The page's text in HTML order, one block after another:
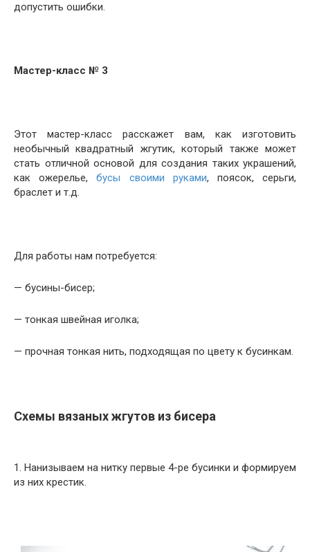
допустить ошибки.
Мастер-класс № 3
Этот мастер-класс расскажет вам, как изготовить
необычный квадратный жгутик, который также может
стать отличной основой для создания таких украшений,
как ожерелье,бусы своими руками, поясок, серьги,
браслет и т.д.
Для работы нам потребуется:
— бусины-бисер;
— тонкая швейная иголка;
— прочная тонкая нить, подходящая по цвету к бусинкам.
Схемы вязаных жгутов из бисера
1. Нанизываем на нитку первые 4-ре бусинки и формируем
из них крестик.